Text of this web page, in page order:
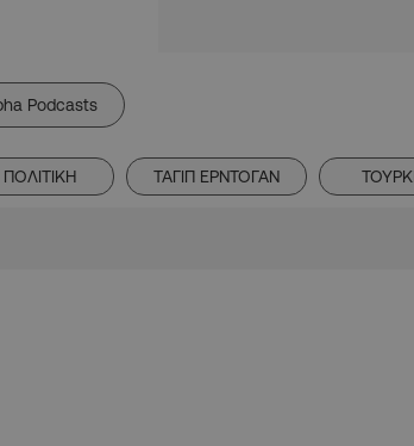
Podcasts
ΠΟΛΙΤΙΚΗ ΤΑΓΙΠ ΕΡΝΤΟΓΑΝ